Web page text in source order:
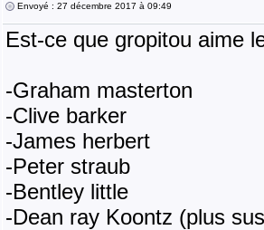
Envoyé : 27 décembre 2017 à 09:49
Est-ce que gropitou aime
-Graham masterton
-Clive barker
-James herbert
-Peter straub
-Bentley little
-Dean ray Koontz (plus